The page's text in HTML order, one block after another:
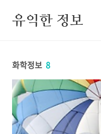
유익한 정보
화학정보 8